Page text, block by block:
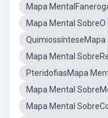
Mapa
Mapa Mental SobreO
QuimiossínteseMapa
Mapa Mental
PteridofiasMapa
Mapa Mental
Mapa Mental